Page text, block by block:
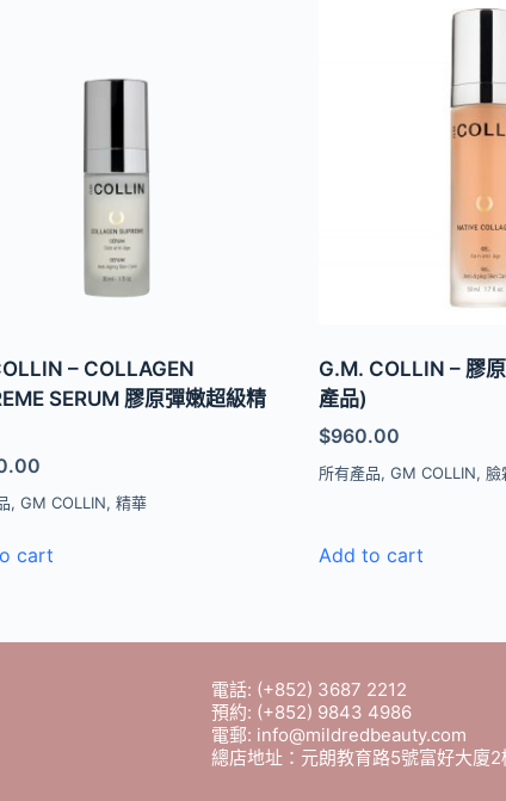
– COLLAGEN
SERUM 膠原彈嫩超級精
, GM COLLIN, 精華
cart
G.M. COLLIN – 膠
產品)
$960.00
所有產品, GM COLLIN, 臉
Add to cart
電話: (+852) 3687 2212
預約: (+852) 9843 4986
電郵: info@mildredbeauty.com
總店地址：元朗教育路5號富好大廈